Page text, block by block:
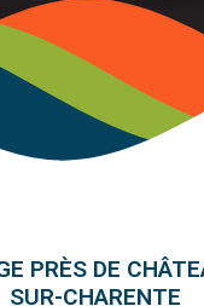
PRÈS DE
SUR-CHARENTE